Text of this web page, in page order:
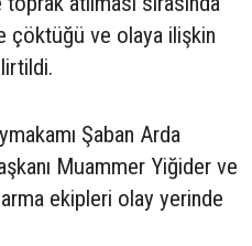
çöktüğü ve olaya ilişkin
Şaban Arda
Muammer Yiğider ve
ekipleri olay yerinde